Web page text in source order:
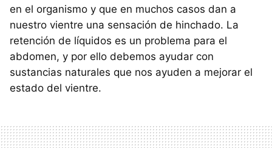
en el organismo y que en muchos casos dan a
nuestro vientre una sensación de hinchado. La
retención de líquidos es un problema para el
abdomen, y por ello debemos ayudar con
sustancias naturales que nos ayuden a mejorar el
estado del vientre.